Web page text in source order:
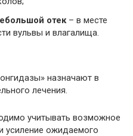
отек– в месте
вульвы и влагалища.
назначают в
лечения.
учитывать возможное
усиление ожидаемого